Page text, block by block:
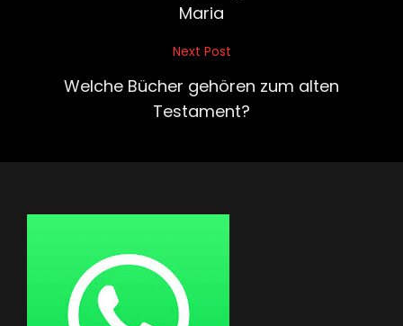
Maria
Next Post
Welche Bücher gehören zum alten
Testament?